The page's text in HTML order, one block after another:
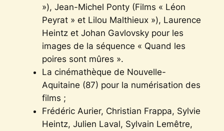
»), Jean-Michel Ponty (Films « Léon
Peyrat » et Lilou Malthieux »), Laurence
Heintz et Johan Gavlovsky pour les
images de la séquence « Quand les
poires sont mûres ».
La cinémathèque de Nouvelle-
Aquitaine (87) pour la numérisation des
films ;
Frédéric Aurier, Christian Frappa, Sylvie
Heintz, Julien Laval, Sylvain Lemêtre,